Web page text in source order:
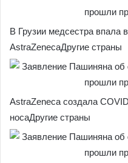
В Грузии медсестра впала
AstraZenecaДругие страны
AstraZeneca создала
носаДругие страны